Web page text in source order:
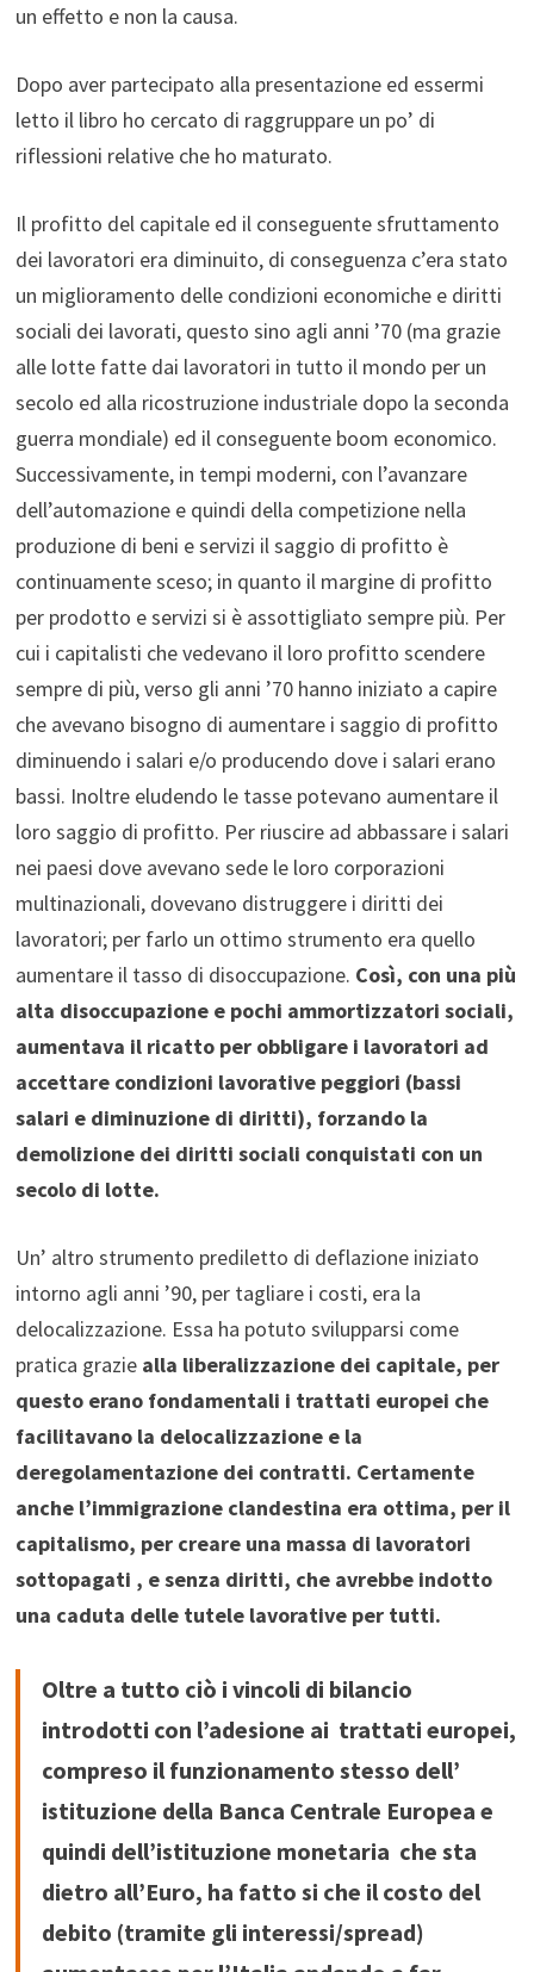
un effetto e non la causa.
Dopo aver partecipato alla presentazione ed essermi
letto il libro ho cercato di raggruppare un po’ di
riflessioni relative che ho maturato.
Il profitto del capitale ed il conseguente sfruttamento
dei lavoratori era diminuito, di conseguenza c’era stato
un miglioramento delle condizioni economiche e diritti
sociali dei lavorati, questo sino agli anni ’70 (ma grazie
alle lotte fatte dai lavoratori in tutto il mondo per un
secolo ed alla ricostruzione industriale dopo la seconda
guerra mondiale) ed il conseguente boom economico.
Successivamente, in tempi moderni, con l’avanzare
dell’automazione e quindi della competizione nella
produzione di beni e servizi il saggio di profitto è
continuamente sceso; in quanto il margine di profitto
per prodotto e servizi si è assottigliato sempre più. Per
cui i capitalisti che vedevano il loro profitto scendere
sempre di più, verso gli anni ’70 hanno iniziato a capire
che avevano bisogno di aumentare i saggio di profitto
diminuendo i salari e/o producendo dove i salari erano
bassi. Inoltre eludendo le tasse potevano aumentare il
loro saggio di profitto. Per riuscire ad abbassare i salari
nei paesi dove avevano sede le loro corporazioni
multinazionali, dovevano distruggere i diritti dei
lavoratori; per farlo un ottimo strumento era quello
aumentare il tasso di disoccupazione. Così, con una più
alta disoccupazione e pochi ammortizzatori sociali,
aumentava il ricatto per obbligare i lavoratori ad
accettare condizioni lavorative peggiori (bassi
salari e diminuzione di diritti), forzando la
demolizione dei diritti sociali conquistati con un
secolo di lotte.
Un’ altro strumento prediletto di deflazione iniziato
intorno agli anni ’90, per tagliare i costi, era la
delocalizzazione. Essa ha potuto svilupparsi come
pratica grazie alla liberalizzazione dei capitale, per
questo erano fondamentali i trattati europei che
facilitavano la delocalizzazione e la
deregolamentazione dei contratti. Certamente
anche l’immigrazione clandestina era ottima, per il
capitalismo, per creare una massa di lavoratori
sottopagati , e senza diritti, che avrebbe indotto
una caduta delle tutele lavorative per tutti.
Oltre a tutto ciò i vincoli di bilancio
introdotti con l’adesione ai trattati europei,
compreso il funzionamento stesso dell’
istituzione della Banca Centrale Europea e
quindi dell’istituzione monetaria che sta
dietro all’Euro, ha fatto si che il costo del
debito (tramite gli interessi/spread)